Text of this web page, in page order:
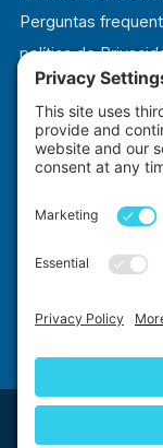
Perguntas
política de
Termos e
Política de Cookies